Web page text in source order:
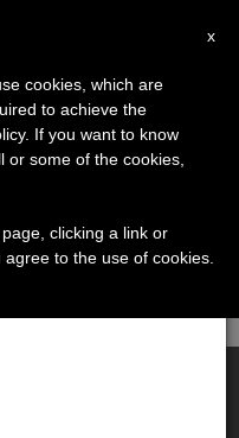
×
haremos la pausa
periodo de verano
y también el
x
cookies, which are
to achieve the
If you want to know
or some of the cookies,
clicking a link or
to the use of cookies.